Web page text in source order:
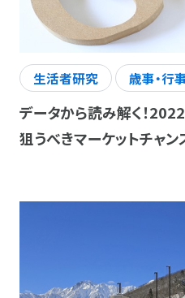
生活者研究 歳事・行
データから読み解く！
狙うべきマーケットチャン